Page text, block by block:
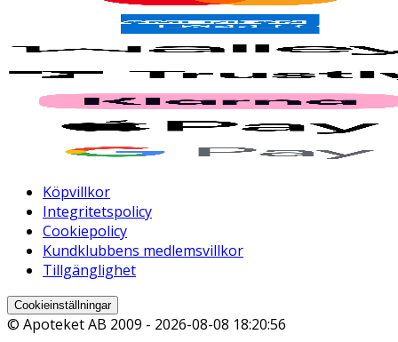
Köpvillkor
Integritetspolicy
Cookiepolicy
Kundklubbens medlemsvillkor
Tillgänglighet
Cookieinställningar
© Apoteket AB 2009 - 2026-08-08 18:20:56